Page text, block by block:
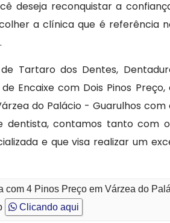
deseja reconquistar a
a clínica que é referência
Tartaro dos Dentes,
Encaixe com Dois Pinos Preço,
do Palácio - Guarulhos com
dentista, contamos tanto com
e que visa realizar um
com 4 Pinos Preço em Várzea do
Clicando aqui